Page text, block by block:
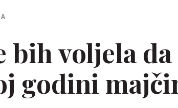
bih voljela da
godini